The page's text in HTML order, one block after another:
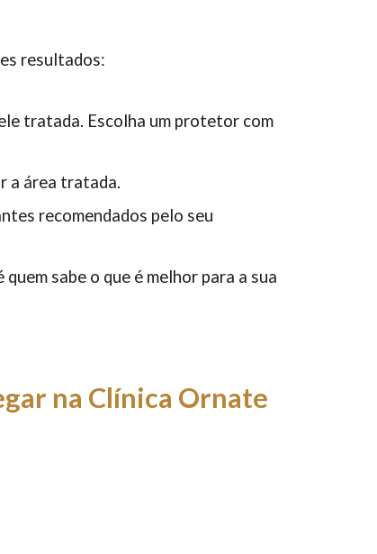
resultados:
tratada. Escolha um protetor com
a área tratada.
recomendados pelo seu
sabe o que é melhor para a sua
na Clínica Ornate